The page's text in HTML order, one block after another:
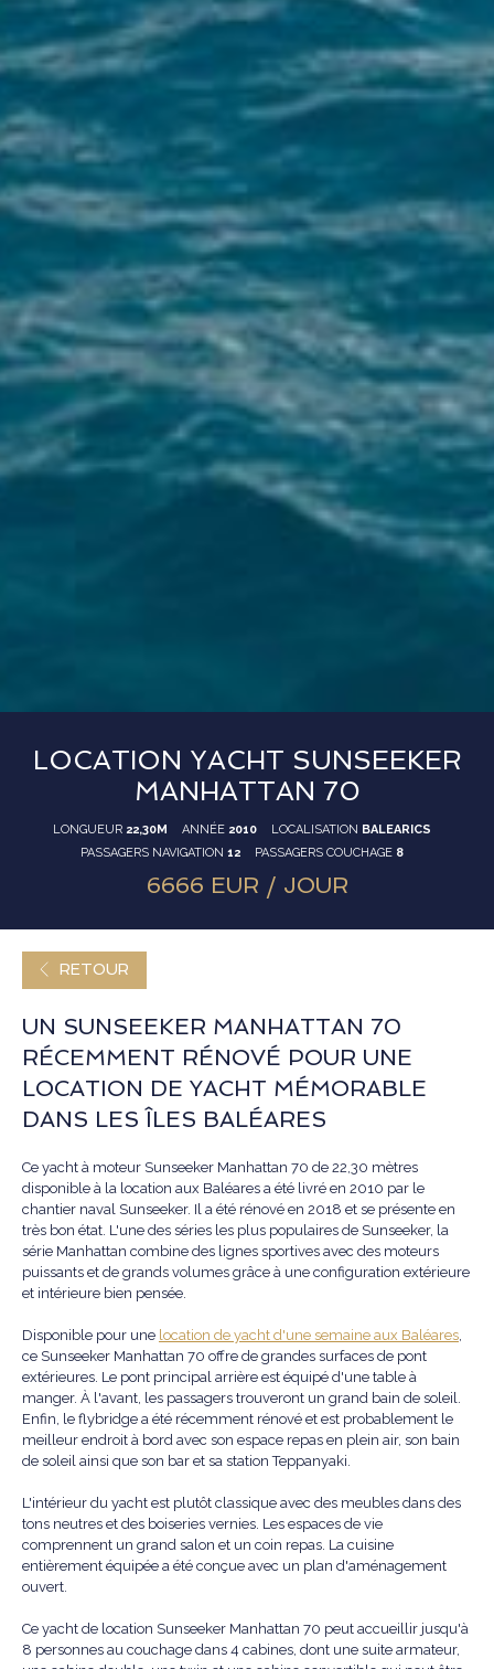
LOCATION YACHT SUNSEEKER
MANHATTAN 70
LONGUEUR 22,30M ANNÉE 2010 LOCALISATION BALEARICS
PASSAGERS NAVIGATION 12 PASSAGERS COUCHAGE 8
6666 EUR / JOUR
RETOUR
UN SUNSEEKER MANHATTAN 70
RÉCEMMENT RÉNOVÉ POUR UNE
LOCATION DE YACHT MÉMORABLE
DANS LES ÎLES BALÉARES
Ce yacht à moteur Sunseeker Manhattan 70 de 22,30 mètres
disponible à la location aux Baléares a été livré en 2010 par le
chantier naval Sunseeker. Il a été rénové en 2018 et se présente en
très bon état. L'une des séries les plus populaires de Sunseeker, la
série Manhattan combine des lignes sportives avec des moteurs
puissants et de grands volumes grâce à une configuration extérieure
et intérieure bien pensée.
Disponible pour une location de yacht d'une semaine aux Baléares,
ce Sunseeker Manhattan 70 offre de grandes surfaces de pont
extérieures. Le pont principal arrière est équipé d'une table à
manger. À l'avant, les passagers trouveront un grand bain de soleil.
Enfin, le flybridge a été récemment rénové et est probablement le
meilleur endroit à bord avec son espace repas en plein air, son bain
de soleil ainsi que son bar et sa station Teppanyaki.
L'intérieur du yacht est plutôt classique avec des meubles dans des
tons neutres et des boiseries vernies. Les espaces de vie
comprennent un grand salon et un coin repas. La cuisine
entièrement équipée a été conçue avec un plan d'aménagement
ouvert.
Ce yacht de location Sunseeker Manhattan 70 peut accueillir jusqu'à
8 personnes au couchage dans 4 cabines, dont une suite armateur,